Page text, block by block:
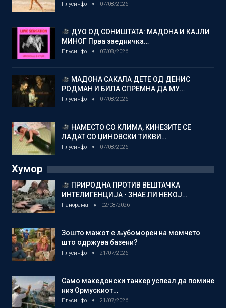
Плусинфо 07/08/2026
ДУО ОД СОНИШТАТА: МАДОНА И КАЈЛИ
МИНОГ Прва заедничка…
Плусинфо 07/08/2026
МАДОНА САКАЛА ДЕТЕ ОД ДЕНИС
РОДМАН И БИЛА СПРЕМНА ДА МУ…
Плусинфо 07/08/2026
НАМЕСТО СО КЛИМА, КИНЕЗИТЕ СЕ
ЛАДАТ СО ЏИНОВСКИ ТИКВИ…
Плусинфо 07/08/2026
Хумор
ПРИРОДНА ПРОТИВ ВЕШТАЧКА
ИНТЕЛИГЕНЦИЈА • ЗНАЕ ЛИ НЕКОЈ…
Панорама 02/08/2026
Зошто мажот е љубоморен на момчето
што одржува базени?
Плусинфо 21/07/2026
Само македонски танкер успеал да помине
низ Ормускиот…
Плусинфо 21/07/2026